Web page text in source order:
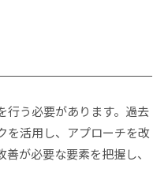
行う必要があります。過去
を活用し、アプローチを改
が必要な要素を把握し、